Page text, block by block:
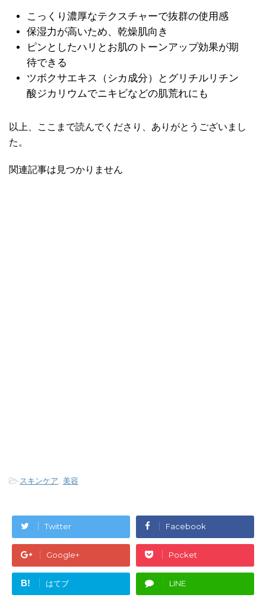
こっくり濃厚なテクスチャーで抜群の使用感
保湿力が高いため、乾燥肌向き
ピンとしたハリとお肌のトーンアップ効果が期
待できる
ツボクサエキス（シカ成分）とグリチルリチン
酸ジカリウムでニキビなどの肌荒れにも
以上、ここまで読んでくださり、ありがとうございまし
た。
関連記事は見つかりません
-スキンケア 美容
Twitter Facebook
Google+ Pocket
B! はてブ LINE